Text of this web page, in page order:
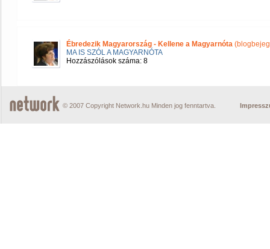
Ébredezik Magyarország - Kellene a Magyarnóta
MA IS SZÓL A MAGYARNÓTA
Hozzászólások száma: 8
© 2007 Copyright Network.hu Minden jog fenntartva.